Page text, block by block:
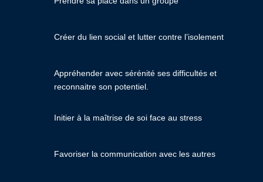
Créer du lien social et lutter contre l’isolement
Appréhender avec sérénité ses difficultés et
reconnaitre son potentiel.
Initier à la maîtrise de soi face au stress
Favoriser la communication avec les autres